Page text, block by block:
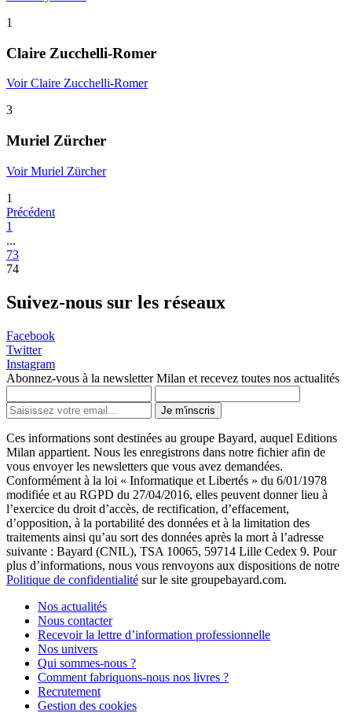
1
Claire Zucchelli-Romer
Voir Claire Zucchelli-Romer
3
Muriel Zürcher
Voir Muriel Zürcher
1
Précédent
1
...
73
74
Suivez-nous sur les réseaux
Facebook
Twitter
Instagram
Abonnez-vous à la newsletter Milan et recevez toutes nos actualités
Je m'inscris
Ces informations sont destinées au groupe Bayard, auquel Editions
Milan appartient. Nous les enregistrons dans notre fichier afin de
vous envoyer les newsletters que vous avez demandées.
Conformément à la loi « Informatique et Libertés » du 6/01/1978
modifiée et au RGPD du 27/04/2016, elles peuvent donner lieu à
l’exercice du droit d’accès, de rectification, d’effacement,
d’opposition, à la portabilité des données et à la limitation des
traitements ainsi qu’au sort des données après la mort à l’adresse
suivante : Bayard (CNIL), TSA 10065, 59714 Lille Cedex 9. Pour
plus d’informations, nous vous renvoyons aux dispositions de notre
Politique de confidentialité sur le site groupebayard.com.
Nos actualités
Nous contacter
Recevoir la lettre d’information professionnelle
Nos univers
Qui sommes-nous ?
Comment fabriquons-nous nos livres ?
Recrutement
Gestion des cookies